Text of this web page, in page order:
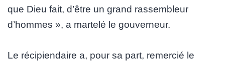
que Dieu fait, d’être un grand rassembleur
d’hommes », a martelé le gouverneur.
Le récipiendaire a, pour sa part, remercié le